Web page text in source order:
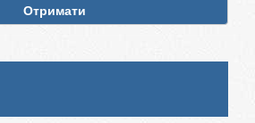
Отримати